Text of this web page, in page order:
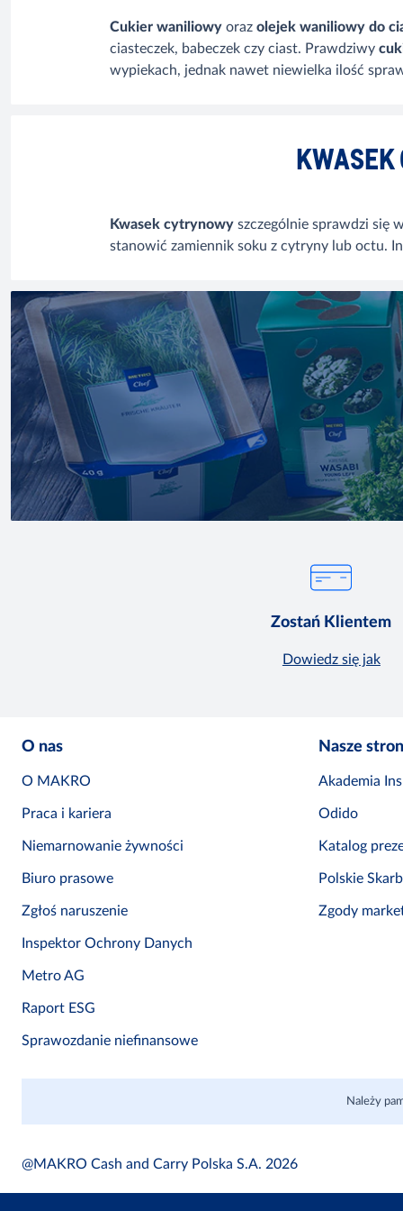
Cukier waniliowy oraz olejek waniliowy do
ciasteczek, babeczek czy ciast. Prawdziwy
wypiekach, jednak nawet niewielka ilość
KWASEK
Kwasek cytrynowy szczególnie sprawdzi się
stanowić zamiennik soku z cytryny lub octu.
Zostań Klientem
Dowiedz się jak
O nas
O MAKRO
Praca i kariera
Niemarnowanie żywności
Biuro prasowe
Zgłoś naruszenie
Inspektor Ochrony Danych
Metro AG
Raport ESG
Sprawozdanie niefinansowe
Nasze
Akademia
Odido
Katalog
Polskie
Zgody
Należy
@MAKRO Cash and Carry Polska S.A. 2026